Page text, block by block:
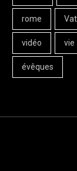
rome
vidéo vie
évêques